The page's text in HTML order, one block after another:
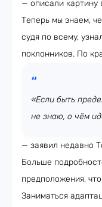
— описали картину
Теперь мы знаем,
судя по всему,
поклонников. По
«Если быть
не знаю, о чём
— заявил недавно
Больше
предположения,
Заниматься